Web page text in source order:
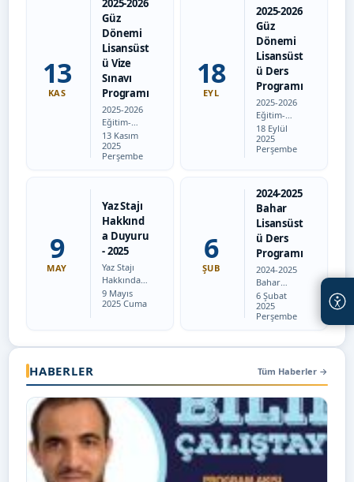
yapacak
öğrencileri
mizin staj
başvuru
formunu
doldurup
staj
yapacağı…
ders
programın
a aşağıda
yer alan
bağlantı
aracılığıyla
ulaşabilirsi
niz.…
13
KAS
2025-2026
Güz
Dönemi
Lisansüst
ü Vize
Sınavı
Programı
2025-2026
Eğitim-
Öğretim
Yılı güz
dönemine
programın
a aşağıda
yer alan
bağlantı
ulaşabilirsi
niz.…
Tarih:
13 Kasım
2025
Perşembe
18
EYL
2025-2026
Güz
Dönemi
Lisansüst
ü Ders
Programı
2025-2026
Eğitim-
Öğretim
Yılı güz
dönemine
ders
programın
a aşağıda
yer alan
bağlantı
aracılığıyla
ulaşabilirsi
niz. 2025-
2026…
Tarih:
18 Eylül
2025
Perşembe
9
MAY
Yaz Stajı
Hakkınd
a Duyuru
- 2025
Yaz Stajı
Hakkında
Duyuru
2024-2025
başvuru
formunu
doldurup
staj
yapacağı…
Tarih:
9 Mayıs
2025 Cuma
6
ŞUB
2024-2025
Bahar
Lisansüst
ü Ders
Programı
2024-2025
Bahar
Lisansüstü
Ders
Programı
Tarih:
6 Şubat
2025
Perşembe
HABERLER Tüm Haberler →